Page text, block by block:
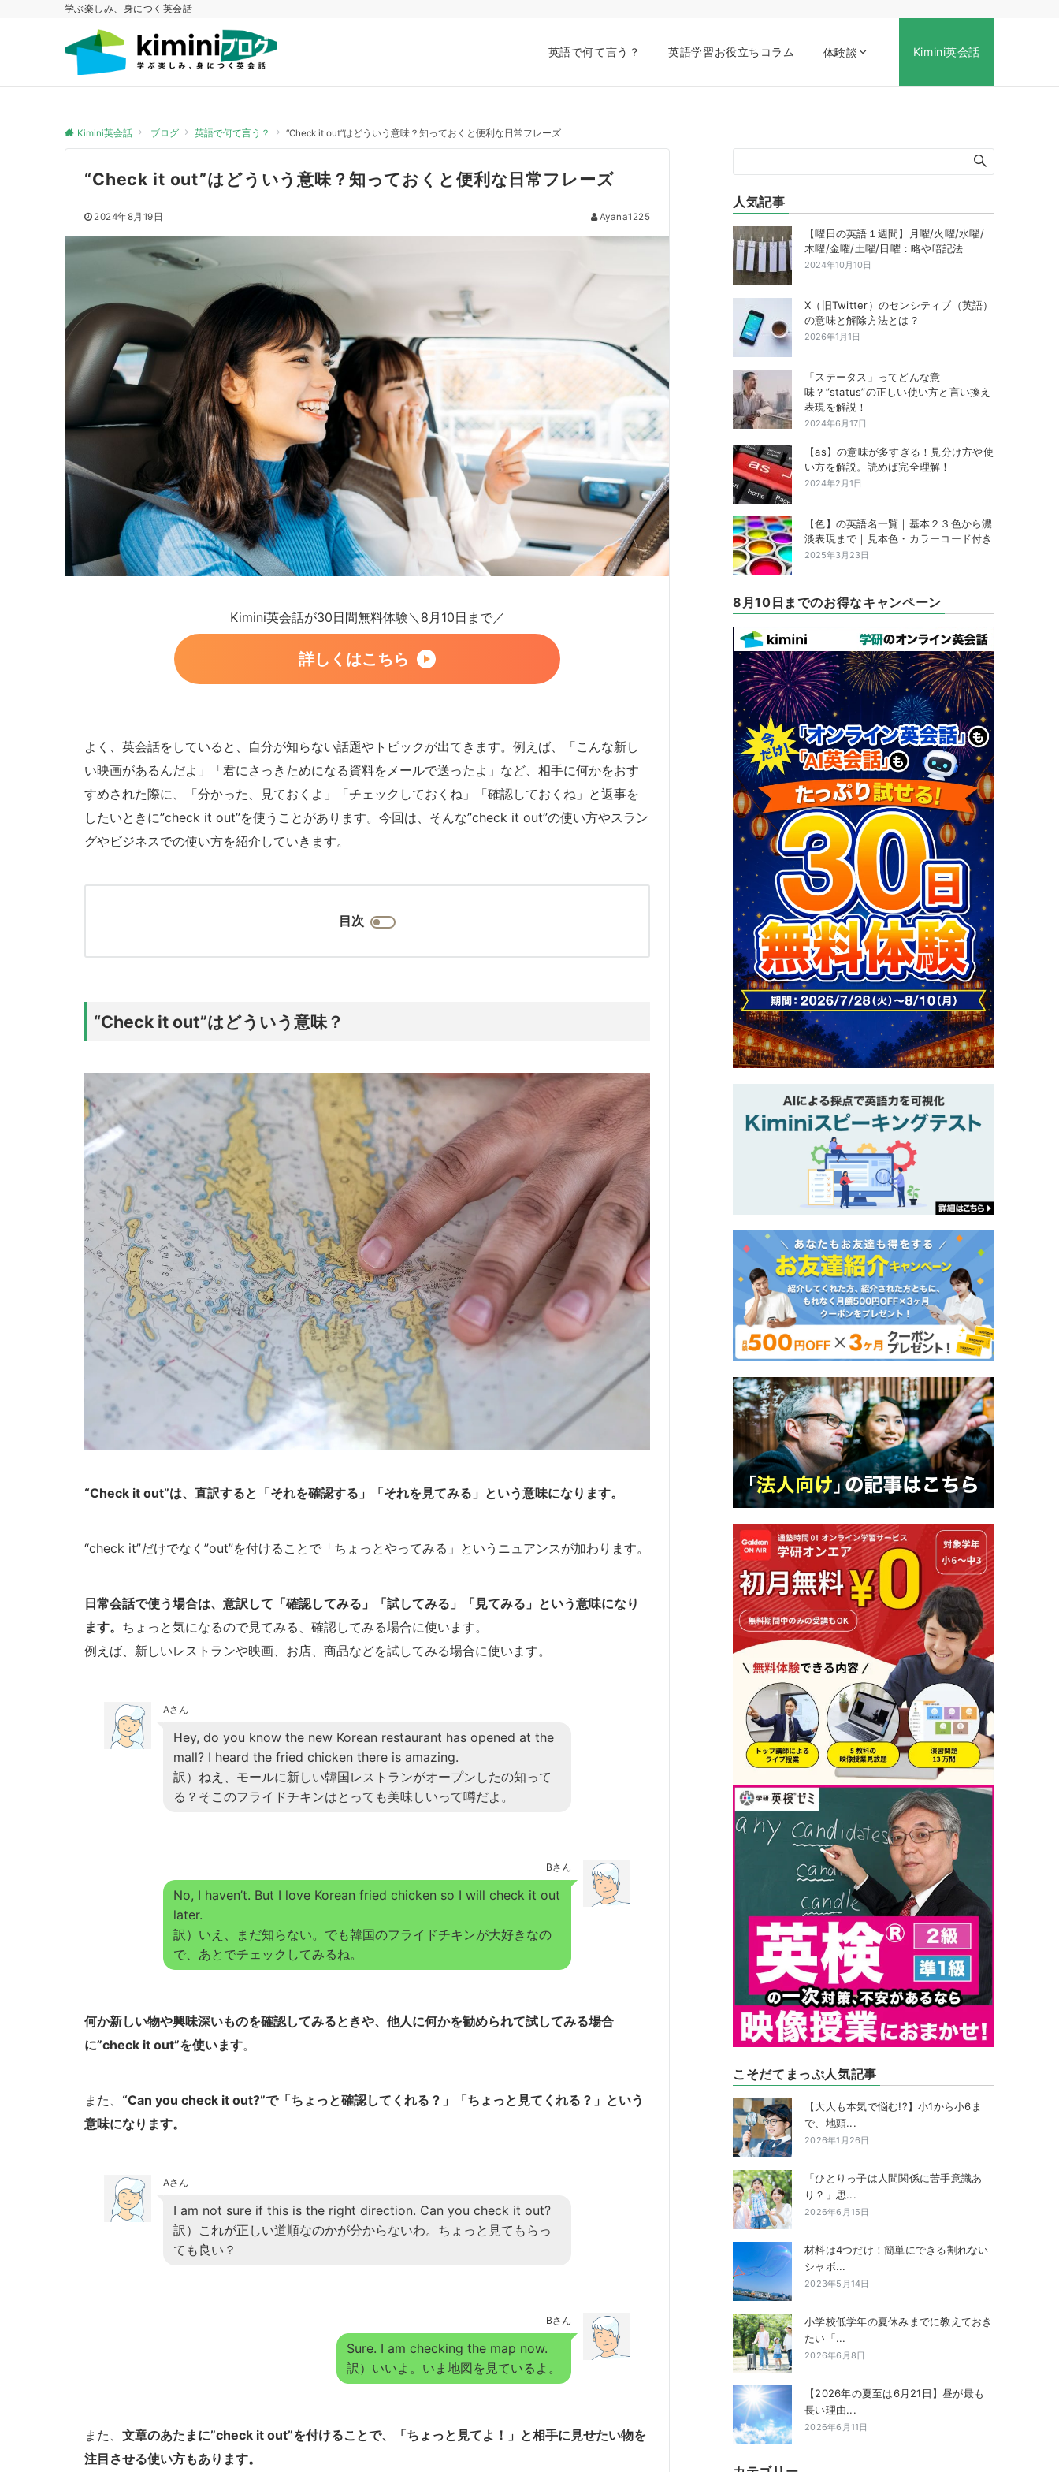
学ぶ楽しみ、身につく英会話
英語で何て言う？ 英語学習お役立ちコラム 体験談 Kimini英会話
Kimini英会話 ブログ 英語で何て言う？ “Check it out”はどういう意味？知っておくと便利な日常フレーズ
“Check it out”はどういう意味？知っておくと便利な日常フレーズ
2024年8月19日 Ayana1225
Kimini英会話が30日間無料体験＼8月10日まで／
詳しくはこちら
よく、英会話をしていると、自分が知らない話題やトピックが出てきます。例えば、「こんな新し
い映画があるんだよ」「君にさっきためになる資料をメールで送ったよ」など、相手に何かをおす
すめされた際に、「分かった、見ておくよ」「チェックしておくね」「確認しておくね」と返事を
したいときに”check it out”を使うことがあります。今回は、そんな”check it out”の使い方やスラン
グやビジネスでの使い方を紹介していきます。
目次
“Check it out”はどういう意味？
“Check it out”は、直訳すると「それを確認する」「それを見てみる」という意味になります。
“check it”だけでなく”out”を付けることで「ちょっとやってみる」というニュアンスが加わります。
日常会話で使う場合は、意訳して「確認してみる」「試してみる」「見てみる」という意味になり
ます。 ちょっと気になるので見てみる、確認してみる場合に使います。
例えば、新しいレストランや映画、お店、商品などを試してみる場合に使います。
Aさん
Hey, do you know the new Korean restaurant has opened at the
mall? I heard the fried chicken there is amazing.
訳）ねえ、モールに新しい韓国レストランがオープンしたの知って
る？そこのフライドチキンはとっても美味しいって噂だよ。
Bさん
No, I haven’t. But I love Korean fried chicken so I will check it out
later.
訳）いえ、まだ知らない。でも韓国のフライドチキンが大好きなの
で、あとでチェックしてみるね。
何か新しい物や興味深いものを確認してみるときや、他人に何かを勧められて試してみる場合
に”check it out”を使います。
また、 “Can you check it out?”で「ちょっと確認してくれる？」「ちょっと見てくれる？」という
意味になります。
Aさん
I am not sure if this is the right direction. Can you check it out?
訳）これが正しい道順なのかが分からないわ。ちょっと見てもらっ
ても良い？
Bさん
Sure. I am checking the map now.
訳）いいよ。いま地図を見ているよ。
また、 文章のあたまに”check it out”を付けることで、「ちょっと見てよ！」と相手に見せたい物を
注目させる使い方もあります。
人気記事
【曜日の英語１週間】月曜/火曜/水曜/
木曜/金曜/土曜/日曜：略や暗記法
2024年10月10日
X（旧Twitter）のセンシティブ（英語）
の意味と解除方法とは？
2026年1月1日
「ステータス」ってどんな意
味？”status”の正しい使い方と言い換え
表現を解説！
2024年6月17日
【as】の意味が多すぎる！見分け方や使
い方を解説。読めば完全理解！
2024年2月1日
【色】の英語名一覧｜基本２３色から濃
淡表現まで｜見本色・カラーコード付き
2025年3月23日
8月10日までのお得なキャンペーン
こそだてまっぷ人気記事
【大人も本気で悩む!?】小1から小6ま
で、地頭...
2026年1月26日
「ひとりっ子は人間関係に苦手意識あ
り？」思...
2026年6月15日
材料は4つだけ！簡単にできる割れない
シャボ...
2023年5月14日
小学校低学年の夏休みまでに教えておき
たい「...
2026年6月8日
【2026年の夏至は6月21日】昼が最も
長い理由...
2026年6月11日